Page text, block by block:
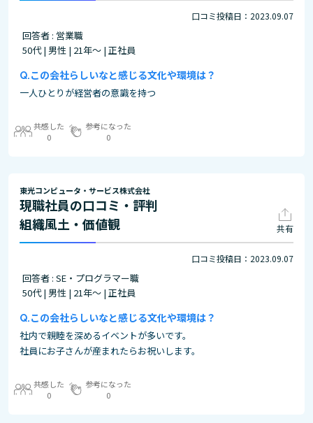
口コミ投稿日：2023.09.07
回答者 : 営業職
50代 | 男性 | 21年～ | 正社員
この会社らしいなと感じる文化や環境は？
一人ひとりが経営者の意識を持つ
共感した
0
参考になった
0
東光コンピュータ・サービス株式会社
現職社員の口コミ・評判
組織風土・価値観
共有
口コミ投稿日：2023.09.07
回答者 : SE・プログラマー職
50代 | 男性 | 21年～ | 正社員
この会社らしいなと感じる文化や環境は？
社内で親睦を深めるイベントが多いです。
社員にお子さんが産まれたらお祝いします。
共感した
0
参考になった
0